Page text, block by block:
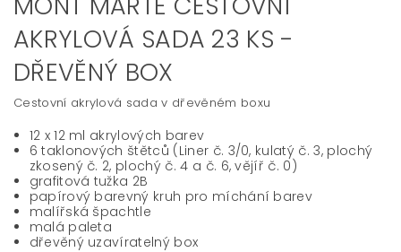
AKRYLOVÁ SADA 23 KS -
DŘEVĚNÝ BOX
Cestovní akrylová sada v dřevěném boxu
12 x 12 ml akrylových barev
6 taklonových štětců (Liner č. 3/0, kulatý č. 3, plochý
zkosený č. 2, plochý č. 4 a č. 6, vějíř č. 0)
grafitová tužka 2B
papírový barevný kruh pro míchání barev
malířská špachtle
malá paleta
dřevěný uzavíratelný box